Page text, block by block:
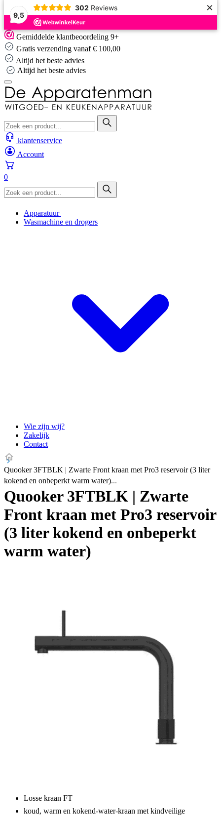
9,5
302 Reviews ×
Skip
to
content
Gemiddelde klantbeoordeling 9+
Gratis verzending vanaf € 100,00
Altijd het beste advies
Altijd het beste advies
klantenservice
Account
0
Apparatuur
Wasmachine en drogers
Wie zijn wij?
Zakelijk
Contact
Quooker 3FTBLK | Zwarte Front kraan met Pro3 reservoir (3 liter
kokend en onbeperkt warm water)
Quooker 3FTBLK | Zwarte
Front kraan met Pro3 reservoir
(3 liter kokend en onbeperkt
warm water)
Losse kraan FT
koud, warm en kokend-water-kraan met kindveilige